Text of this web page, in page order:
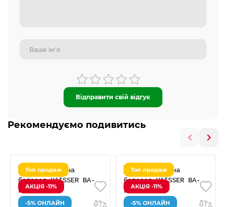
Відправити свій відгук
Рекомендуємо подивитись
Топ продаж
АКЦІЯ -11%
-5% ОНЛАЙН
Топ продаж
АКЦІЯ -11%
-5% ОНЛАЙН